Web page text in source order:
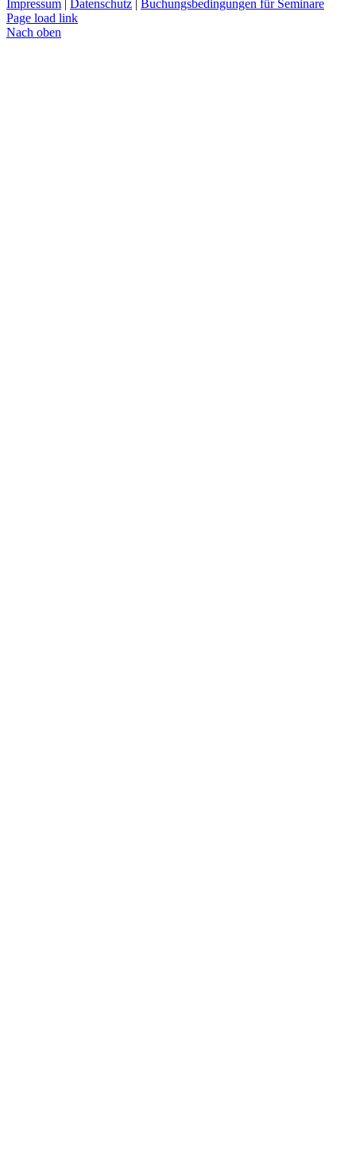
Impressum | Datenschutz | Buchungsbedingungen für Seminare
Page load link
Nach oben